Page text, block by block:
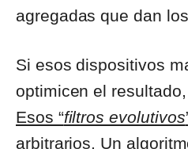
agregadas que dan
Si esos dispositivos
optimicen el
Esos “filtros evolutivos
arbitrarios. Un